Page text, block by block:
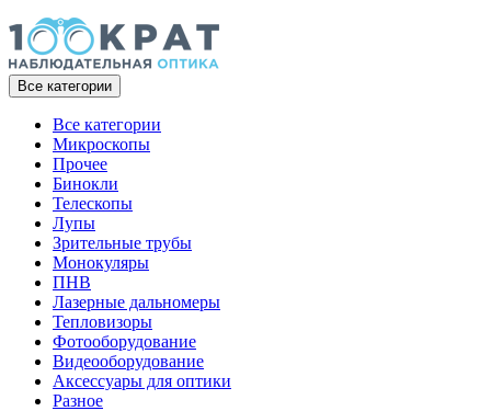
Все категории
Все категории
Микроскопы
Прочее
Бинокли
Телескопы
Лупы
Зрительные трубы
Монокуляры
ПНВ
Лазерные дальномеры
Тепловизоры
Фотооборудование
Видеооборудование
Аксессуары для оптики
Разное